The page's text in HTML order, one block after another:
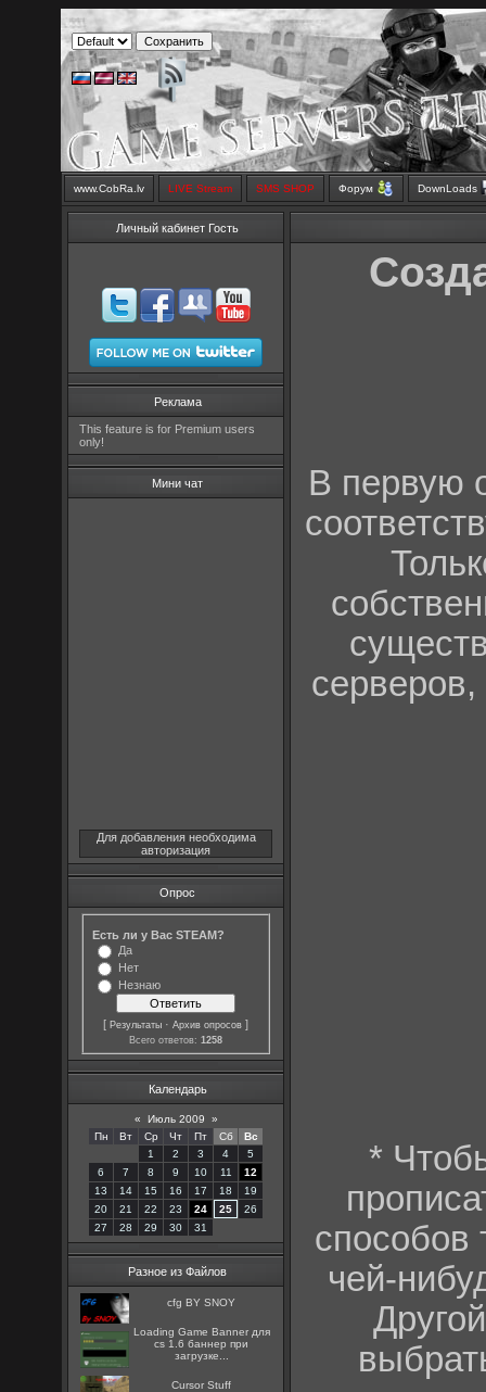
www.CobRa.lv LIVE Stream SMS SHOP Форум DownLoads
Личный кабинет Гость
Реклама
This feature is for Premium users
only!
Мини чат
Для добавления необходима
авторизация
Опрос
Есть ли у Вас STEAM?
Да
Нет
Незнаю
[Результаты ·Архив опросов ]
Всего ответов:1258
Календарь
« Июль 2009
»
Пн
Вт Ср Чт Пт Сб
Вс
1
2 3 4
5
6
7 8 9 10 11
12
13
14 15 16 17 18
19
20
21 22 23 24 25
26
27
28 29 30 31
Разное из Файлов
cfg BY SNOY
Loading Game Banner для
cs 1.6 баннер при
загрузке...
Cursor Stuff
В первую
*
способов
чей-